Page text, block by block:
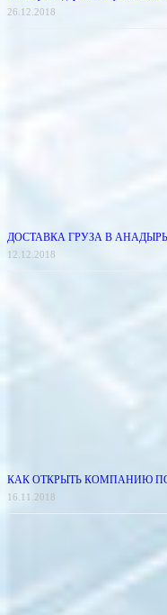
26.12.2018
ДОСТАВКА ГРУЗА В АНАДЫРЬ
12.12.2018
КАК ОТКРЫТЬ КОМПАНИЮ
16.11.2018